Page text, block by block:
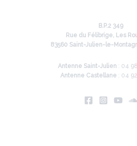
B.P.2 349
Rue du Félibrige, Les
83560 Saint-Julien-le-
Antenne Saint-Julien : 04
Antenne Castellane : 04